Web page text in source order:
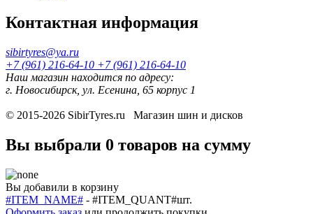
Контактная информация
sibirtyres@ya.ru
+7 (961) 216-64-10 +7 (961) 216-64-10
Наш магазин находится по адресу:
г. Новосибирск, ул. Есенина, 65 корпус 1
© 2015-2026 SibirTyres.ru Магазин шин и дисков
Вы выбрали 0 товаров на сумму
Вы добавили в корзину
#ITEM_NAME# - #ITEM_QUANT#шт.